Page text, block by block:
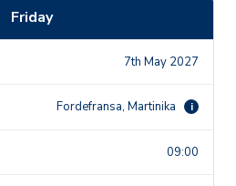
Friday
7th May 2027
Fordefransa, Martinika i
09:00